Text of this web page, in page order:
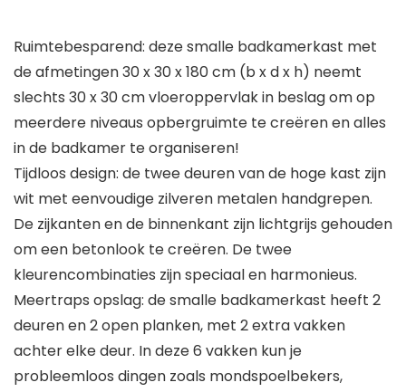
Ruimtebesparend: deze smalle badkamerkast met
de afmetingen 30 x 30 x 180 cm (b x d x h) neemt
slechts 30 x 30 cm vloeroppervlak in beslag om op
meerdere niveaus opbergruimte te creëren en alles
in de badkamer te organiseren!
Tijdloos design: de twee deuren van de hoge kast zijn
wit met eenvoudige zilveren metalen handgrepen.
De zijkanten en de binnenkant zijn lichtgrijs gehouden
om een betonlook te creëren. De twee
kleurencombinaties zijn speciaal en harmonieus.
Meertraps opslag: de smalle badkamerkast heeft 2
deuren en 2 open planken, met 2 extra vakken
achter elke deur. In deze 6 vakken kun je
probleemloos dingen zoals mondspoelbekers,